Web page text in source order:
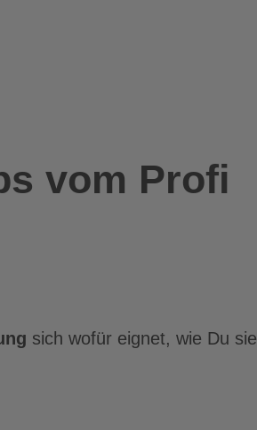
vom Profi
sich wofür eignet, wie Du sie